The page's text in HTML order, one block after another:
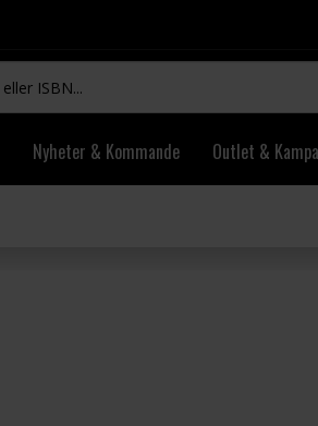
Nyheter & Kommande Outlet &